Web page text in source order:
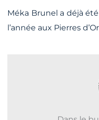
Méka Brunel a déjà
l’année aux Pierres